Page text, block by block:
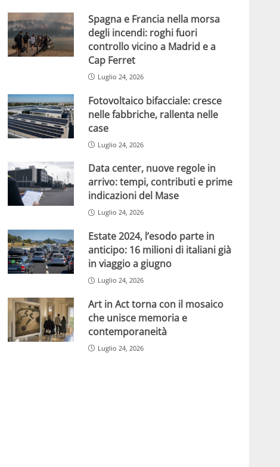
Spagna e Francia nella morsa
degli incendi: roghi fuori
controllo vicino a Madrid e a
Cap Ferret
Luglio 24, 2026
Fotovoltaico bifacciale: cresce
nelle fabbriche, rallenta nelle
case
Luglio 24, 2026
Data center, nuove regole in
arrivo: tempi, contributi e prime
indicazioni del Mase
Luglio 24, 2026
Estate 2024, l’esodo parte in
anticipo: 16 milioni di italiani già
in viaggio a giugno
Luglio 24, 2026
Art in Act torna con il mosaico
che unisce memoria e
contemporaneità
Luglio 24, 2026